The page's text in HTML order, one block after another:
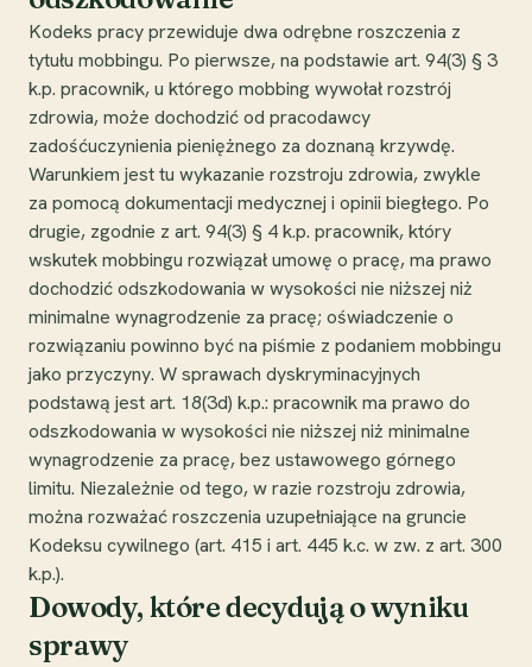
Kodeks pracy przewiduje dwa odrębne roszczenia z
tytułu mobbingu. Po pierwsze, na podstawie art. 94(3) § 3
k.p. pracownik, u którego mobbing wywołał rozstrój
zdrowia, może dochodzić od pracodawcy
zadośćuczynienia pieniężnego za doznaną krzywdę.
Warunkiem jest tu wykazanie rozstroju zdrowia, zwykle
za pomocą dokumentacji medycznej i opinii biegłego. Po
drugie, zgodnie z art. 94(3) § 4 k.p. pracownik, który
wskutek mobbingu rozwiązał umowę o pracę, ma prawo
dochodzić odszkodowania w wysokości nie niższej niż
minimalne wynagrodzenie za pracę; oświadczenie o
rozwiązaniu powinno być na piśmie z podaniem mobbingu
jako przyczyny. W sprawach dyskryminacyjnych
podstawą jest art. 18(3d) k.p.: pracownik ma prawo do
odszkodowania w wysokości nie niższej niż minimalne
wynagrodzenie za pracę, bez ustawowego górnego
limitu. Niezależnie od tego, w razie rozstroju zdrowia,
można rozważać roszczenia uzupełniające na gruncie
Kodeksu cywilnego (art. 415 i art. 445 k.c. w zw. z art. 300
k.p.).
Dowody, które decydują o wyniku
sprawy